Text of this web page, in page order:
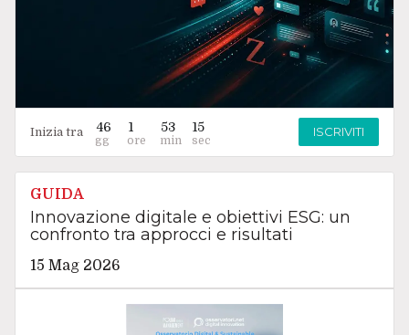
Inizia tra 46 1 53 14 ISCRIVITI
GUIDA
Innovazione digitale e obiettivi ESG: un
confronto tra approcci e risultati
15 Mag 2026